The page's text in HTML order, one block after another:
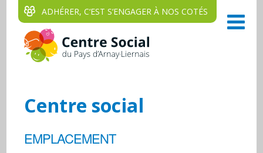
ADHÉRER, C‘EST S‘ENGAGER À NOS COTÉS
Centre social
EMPLACEMENT